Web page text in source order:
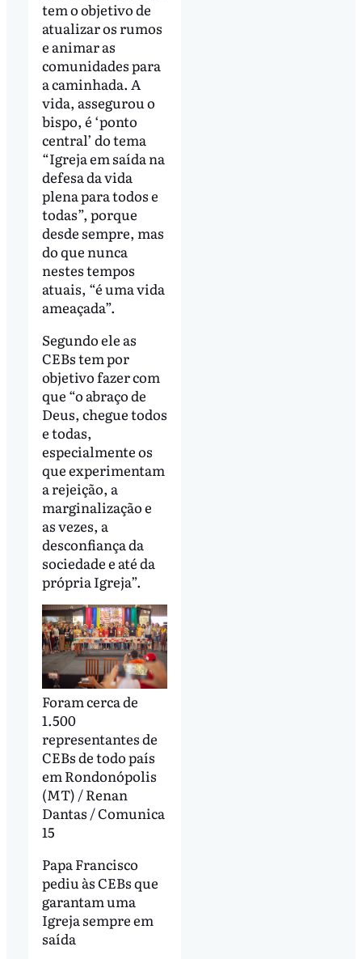
tem o objetivo de
atualizar os rumos
e animar as
comunidades para
a caminhada. A
vida, assegurou o
bispo, é ‘ponto
central’ do tema
“Igreja em saída na
defesa da vida
plena para todos e
todas”, porque
desde sempre, mas
do que nunca
nestes tempos
atuais, “é uma vida
ameaçada”.
Segundo ele as
CEBs tem por
objetivo fazer com
que “o abraço de
Deus, chegue todos
e todas,
especialmente os
que experimentam
a rejeição, a
marginalização e
as vezes, a
desconfiança da
sociedade e até da
própria Igreja”.
Foram cerca de
1.500
representantes de
CEBs de todo país
em Rondonópolis
(MT) / Renan
Dantas / Comunica
15
Papa Francisco
pediu às CEBs que
garantam uma
Igreja sempre em
saída